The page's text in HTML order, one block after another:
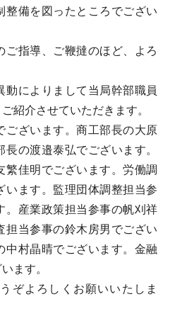
整備を図ったところでござい
指導、ご鞭撻のほど、よろ
によりまして当局幹部職員
紹介させていただきます。
ざいます。商工部長の大原
の渡邉泰弘でございます。
繁佳明でございます。労働調
います。監理団体調整担当参
。産業政策担当参事の帆刈祥
担当参事の鈴木房男でござい
中村晶晴でございます。金融
ます。
ぞよろしくお願いいたしま